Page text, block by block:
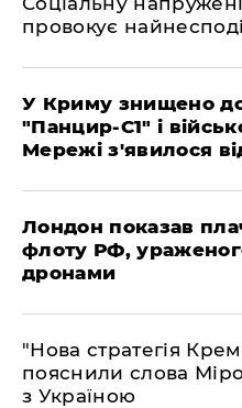
провокує
У Криму знищено
"Панцир-С1" і
Мережі з'явилося
Лондон показав
флоту РФ,
дронами
"Нова стратегія
пояснили слова
з Україною